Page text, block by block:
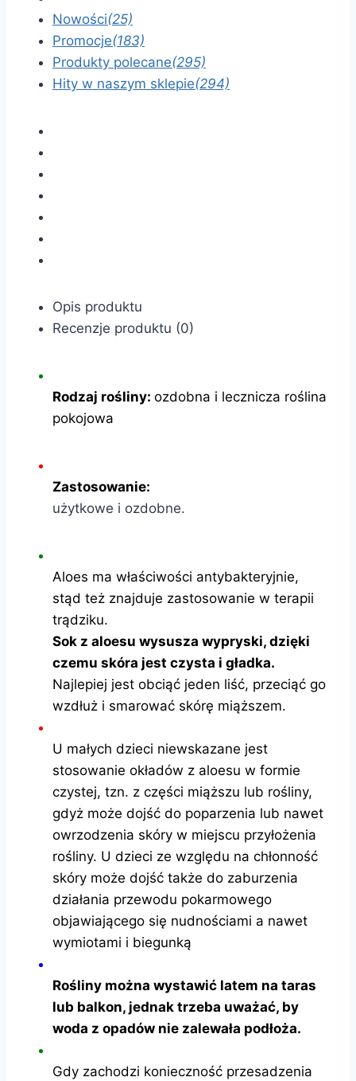
Nowości(25)
Promocje(183)
Produkty polecane(295)
Hity w naszym sklepie(294)
Opis produktu
Recenzje produktu (0)
Rodzaj rośliny: ozdobna i lecznicza roślina
pokojowa
Zastosowanie:
użytkowe i ozdobne.
Aloes ma właściwości antybakteryjnie,
stąd też znajduje zastosowanie w terapii
trądziku.
Sok z aloesu wysusza wypryski, dzięki
czemu skóra jest czysta i gładka.
Najlepiej jest obciąć jeden liść, przeciąć go
wzdłuż i smarować skórę miąższem.
U małych dzieci niewskazane jest
stosowanie okładów z aloesu w formie
czystej, tzn. z części miąższu lub rośliny,
gdyż może dojść do poparzenia lub nawet
owrzodzenia skóry w miejscu przyłożenia
rośliny. U dzieci ze względu na chłonność
skóry może dojść także do zaburzenia
działania przewodu pokarmowego
objawiającego się nudnościami a nawet
wymiotami i biegunką
Rośliny można wystawić latem na taras
lub balkon, jednak trzeba uważać, by
woda z opadów nie zalewała podłoża.
Gdy zachodzi konieczność przesadzenia